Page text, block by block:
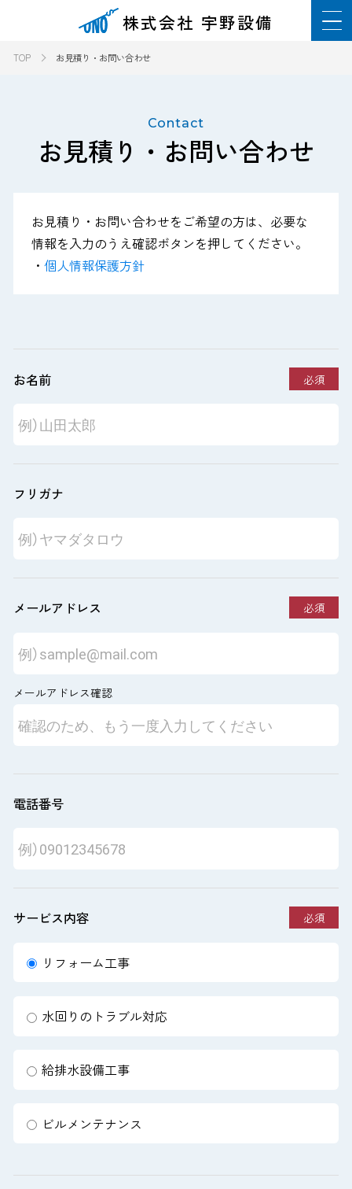
株式会社 宇野設備
TOP お見積り・お問い合わせ
Contact
お見積り・お問い合わせ
お見積り・お問い合わせをご希望の方は、必要な
情報を入力のうえ確認ボタンを押してください。
・個人情報保護方針
お名前 必須
フリガナ
メールアドレス 必須
メールアドレス確認
電話番号
サービス内容 必須
リフォーム工事
水回りのトラブル対応
給排水設備工事
ビルメンテナンス